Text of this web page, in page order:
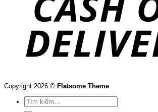
Copyright 2026 © Flatsome Theme
Tìm
kiếm: